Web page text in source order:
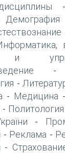
Демография
и
-
- Медицина -
- Политология
-
- Реклама -
-